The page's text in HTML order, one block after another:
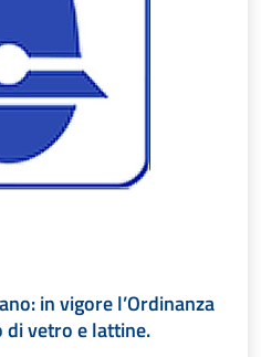
in vigore l’Ordinanza
vetro e lattine.